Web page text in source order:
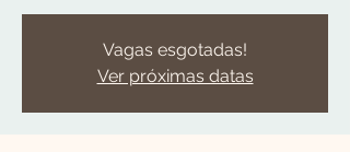
Vagas esgotadas!
Ver próximas datas